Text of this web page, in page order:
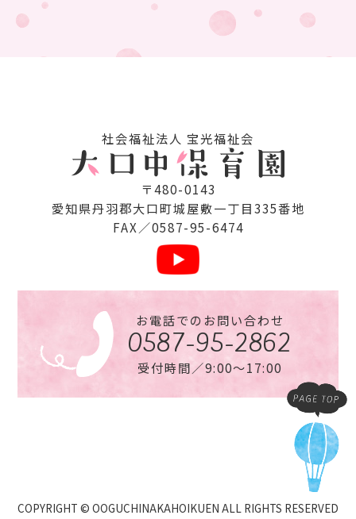
社会福祉法⼈ 宝光福祉会
〒480-0143
愛知県丹⽻郡⼤⼝町城屋敷⼀丁⽬335番地
FAX／0587-95-6474
お電話でのお問い合わせ
0587-95-2862
受付時間／9:00〜17:00
COPYRIGHT © OOGUCHINAKAHOIKUEN ALL RIGHTS RESERVED